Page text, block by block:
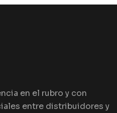
en el rubro y con
entre distribuidores y